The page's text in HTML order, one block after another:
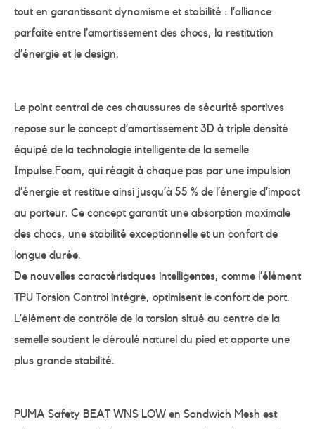
tout en garantissant dynamisme et stabilité : l’alliance
parfaite entre l’amortissement des chocs, la restitution
d’énergie et le design.
Le point central de ces chaussures de sécurité sportives
repose sur le concept d’amortissement 3D à triple densité
équipé de la technologie intelligente de la semelle
Impulse.Foam, qui réagit à chaque pas par une impulsion
d’énergie et restitue ainsi jusqu’à 55 % de l’énergie d’impact
au porteur. Ce concept garantit une absorption maximale
des chocs, une stabilité exceptionnelle et un confort de
longue durée.
De nouvelles caractéristiques intelligentes, comme l’élément
TPU Torsion Control intégré, optimisent le confort de port.
L’élément de contrôle de la torsion situé au centre de la
semelle soutient le déroulé naturel du pied et apporte une
plus grande stabilité.
PUMA Safety BEAT WNS LOW en Sandwich Mesh est